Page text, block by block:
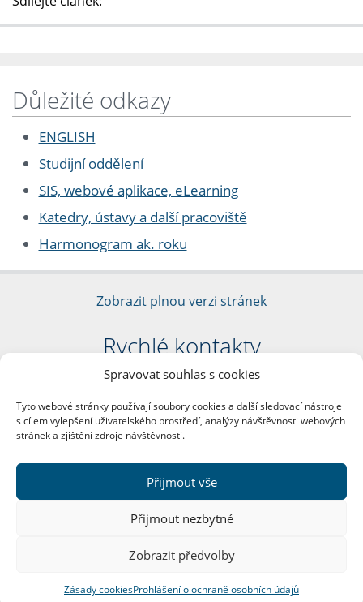
Spravovat souhlas s cookies
Tyto webové stránky používají soubory cookies a další sledovací nástroje
s cílem vylepšení uživatelského prostředí, analýzy návštěvnosti webových
stránek a zjištění zdroje návštěvnosti.
Přijmout vše
Přijmout nezbytné
Zobrazit předvolby
Zásady cookiesProhlášení o ochraně osobních údajů
Důležité odkazy
ENGLISH
Studijní oddělení
SIS, webové aplikace, eLearning
Katedry, ústavy a další pracoviště
Harmonogram ak. roku
Zobrazit plnou verzi stránek
Rychlé kontakty
Filozofická fakulta
nám. Jana Palacha 1/2
116 38 Praha 1
DIČ: CZ00216208
Další kontakty